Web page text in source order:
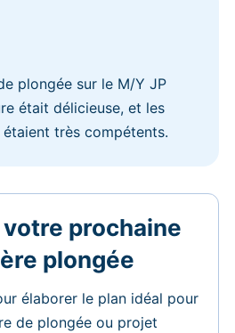
plongée sur le M/Y JP
était délicieuse, et les
très compétents.
prochaine
plongée
élaborer le plan idéal pour
de plongée ou projet